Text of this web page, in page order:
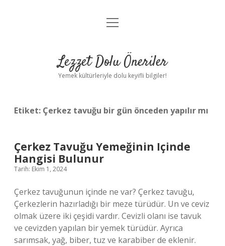
Anasayfa
Yasal Uyarı
menüyü
Lezzet Dolu Öneriler
Yemek kültürleriyle dolu keyifli bilgiler!
Etiket: Çerkez tavuğu bir gün önceden yapılır mı
Çerkez Tavuğu Yemeğinin Içinde
Hangisi Bulunur
Tarih: Ekim 1, 2024
Çerkez tavuğunun içinde ne var? Çerkez tavuğu,
Çerkezlerin hazırladığı bir meze türüdür. Un ve ceviz
olmak üzere iki çeşidi vardır. Cevizli olanı ise tavuk
ve cevizden yapılan bir yemek türüdür. Ayrıca
sarımsak, yağ, biber, tuz ve karabiber de eklenir.